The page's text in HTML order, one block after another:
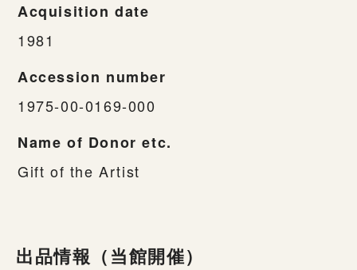
Acquisition date
1981
Accession number
1975-00-0169-000
Name of Donor etc.
Gift of the Artist
出品情報（当館開催）